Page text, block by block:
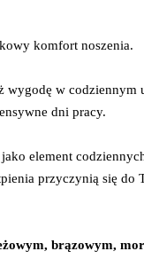
komfort noszenia.
wygodę w
dni pracy.
element
przyczynią się do
brązowym,